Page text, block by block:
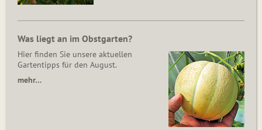
Was liegt an im Obstgarten?
Hier finden Sie unsere aktuellen
Gartentipps für den August.
mehr…